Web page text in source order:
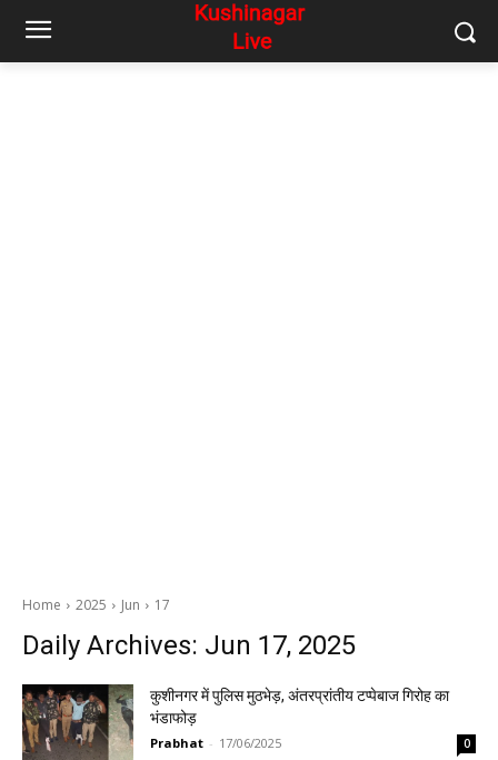
Home 2025 Jun 17
Daily Archives: Jun 17, 2025
कुशीनगर में पुलिस मुठभेड़, अंतरप्रांतीय टप्पेबाज गिरोह का
भंडाफोड़
Prabhat - 17/06/2025 0